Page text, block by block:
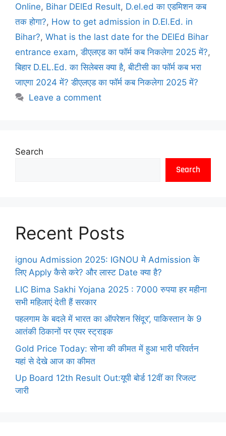
Online, Bihar DElEd Result, D.el.ed का एडमिशन कब
तक होगा?, How to get admission in D.El.Ed. in
Bihar?, What is the last date for the DElEd Bihar
entrance exam,डीएलएड का फॉर्म कब निकलेगा 2025 में?,
बिहार D.EL.Ed. का सिलेबस क्या है,बीटीसी का फॉर्म कब भरा
जाएगा 2024 में? डीएलएड का फॉर्म कब निकलेगा 2025 में?
Leave a comment
Search
Search
Recent Posts
ignou Admission 2025: IGNOU मे Admission के
लिए Apply कैसे करे? और लास्ट Date क्या है?
LIC Bima Sakhi Yojana 2025 : 7000 रुपया हर महीना
सभी महिलाएं देती हैं सरकार
पहलगाम के बदले में भारत का ऑपरेशन सिंदूर’, पाकिस्तान के 9
आतंकी ठिकानों पर एयर स्ट्राइक
Gold Price Today: सोना की कीमत में हुआ भारी परिवर्तन
यहां से देखे आज का कीमत
Up Board 12th Result Out:यूपी बोर्ड 12वीं का रिजल्ट
जारी